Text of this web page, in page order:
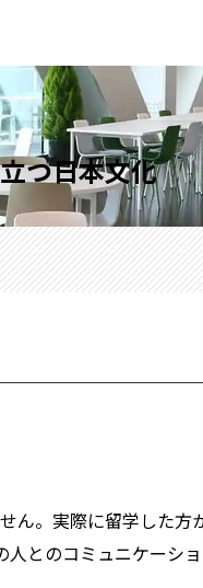
つ日本文化
ん。実際に留学した方
とのコミュニケーシ